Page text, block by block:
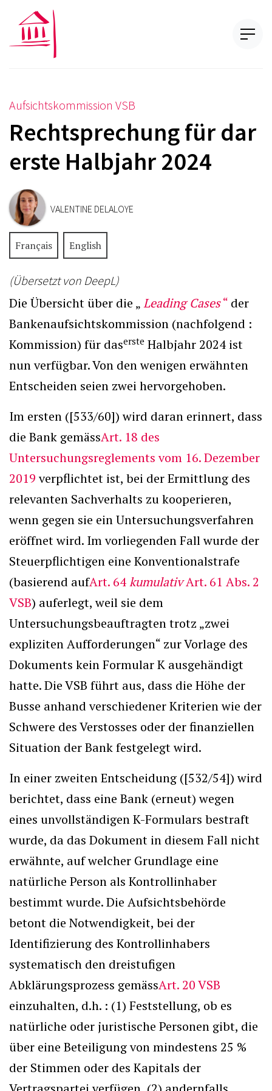
Aufsichtskommission VSB
Rechtsprechung für dar
erste Halbjahr 2024
VALENTINE DELALOYE
Français English
(Übersetzt von DeepL)
Die Übersicht über die „Leading Cases“ der
Bankenaufsichtskommission (nachfolgend :
Kommission) für daserste Halbjahr 2024 ist
nun verfügbar. Von den wenigen erwähnten
Entscheiden seien zwei hervorgehoben.
Im ersten ([533/60]) wird daran erinnert, dass
die Bank gemässArt. 18 des
Untersuchungsreglements vom 16. Dezember
2019verpflichtet ist, bei der Ermittlung des
relevanten Sachverhalts zu kooperieren,
wenn gegen sie ein Untersuchungsverfahren
eröffnet wird. Im vorliegenden Fall wurde der
Steuerpflichtigen eine Konventionalstrafe
(basierend aufArt. 64kumulativArt. 61 Abs. 2
VSB) auferlegt, weil sie dem
Untersuchungsbeauftragten trotz „zwei
expliziten Aufforderungen“ zur Vorlage des
Dokuments kein Formular K ausgehändigt
hatte. Die VSB führt aus, dass die Höhe der
Busse anhand verschiedener Kriterien wie der
Schwere des Verstosses oder der finanziellen
Situation der Bank festgelegt wird.
In einer zweiten Entscheidung ([532/54]) wird
berichtet, dass eine Bank (erneut) wegen
eines unvollständigen K-Formulars bestraft
wurde, da das Dokument in diesem Fall nicht
erwähnte, auf welcher Grundlage eine
natürliche Person als Kontrollinhaber
bestimmt wurde. Die Aufsichtsbehörde
betont die Notwendigkeit, bei der
Identifizierung des Kontrollinhabers
systematisch den dreistufigen
Abklärungsprozess gemässArt. 20 VSB
einzuhalten, d.h. : (1) Feststellung, ob es
natürliche oder juristische Personen gibt, die
über eine Beteiligung von mindestens 25 %
der Stimmen oder des Kapitals der